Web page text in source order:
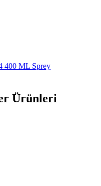
400 ML Sprey
Ürünleri